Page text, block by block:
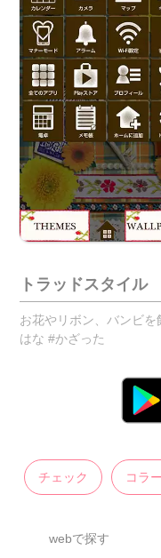
トラッドスタイル
お花やリボン、バンビ
はな #かざった
チェック コラ
webで探す